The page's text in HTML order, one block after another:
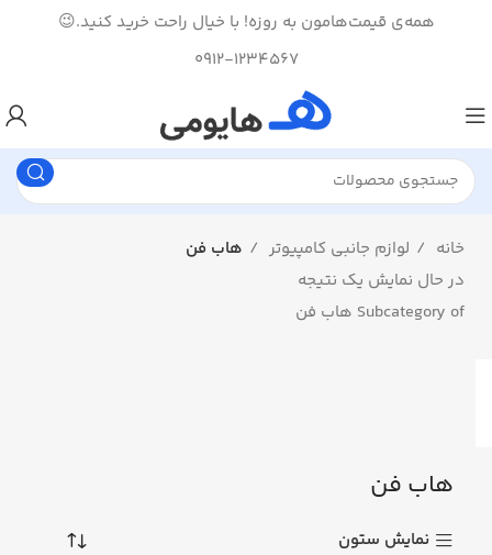
همه‌ی قیمت‌هامون به روزه! با خیال راحت خرید کنید.😉
0912-1234567
خانه لوازم جانبی کامپیوتر
هاب فن
در حال نمایش یک نتیجه
Subcategory of هاب فن
هاب فن
نمایش ستون